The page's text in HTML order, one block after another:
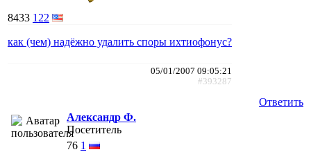
8433 122
как (чем) надёжно удалить споры ихтиофонус?
05/01/2007 09:05:21
#393287
Ответить
Александр Ф.
Посетитель
76 1